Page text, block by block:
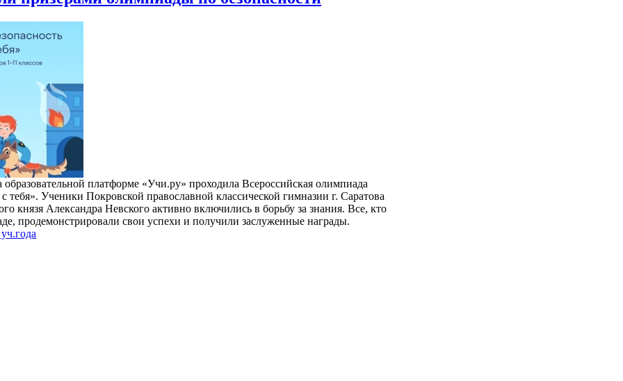
платформе «Учи.ру» проходила Всероссийская олимпиада
с тебя». Ученики Покровской православной классической гимназии г. Саратова
князя Александра Невского активно включились в борьбу за знания. Все, кто
продемонстрировали свои успехи и получили заслуженные награды.